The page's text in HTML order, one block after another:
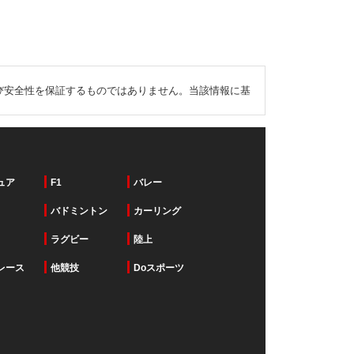
全性を保証するものではありません。当該情報に基
ア F1 バレー
バドミントン カーリング
ラグビー 陸上
ース 他競技 Doスポーツ